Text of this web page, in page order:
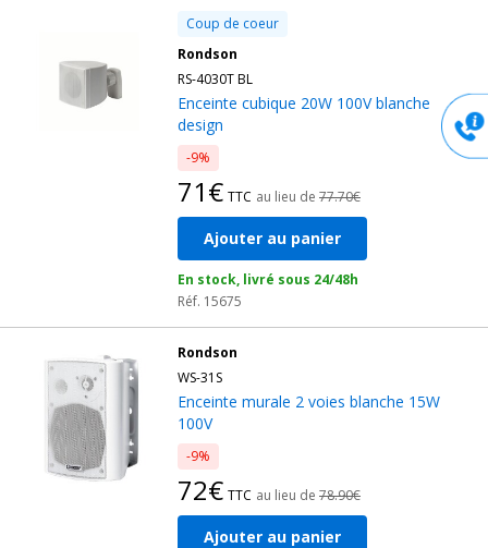
Coup de coeur
Rondson
RS-4030T BL
Enceinte cubique 20W 100V blanche
design
-9%
71€ TTC au lieu de 77.70€
Ajouter au panier
En stock, livré sous 24/48h
Réf. 15675
Rondson
WS-31S
Enceinte murale 2 voies blanche 15W
100V
-9%
72€ TTC au lieu de 78.90€
Ajouter au panier